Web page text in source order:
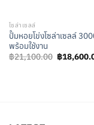
โซล่าเซลล์
ปั๊มหอยโข่งโซล่าเซลล์
พร้อมใช้งาน
฿21,100.00 Original
price
฿